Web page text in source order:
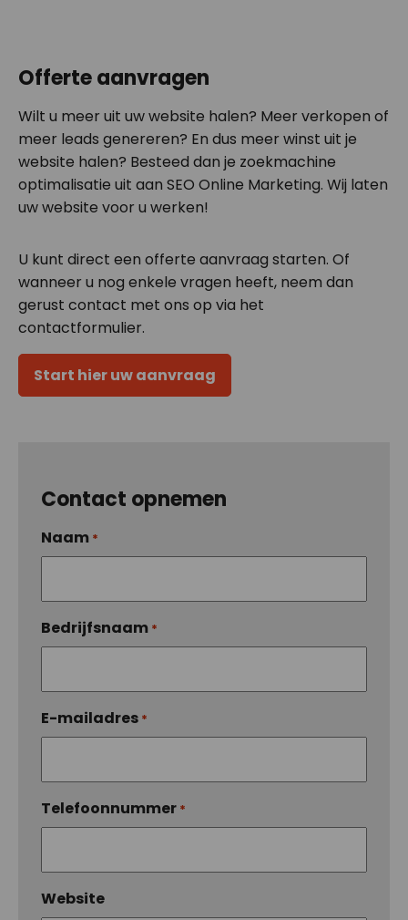
Offerte aanvragen
Wilt u meer uit uw website halen? Meer verkopen of
meer leads genereren? En dus meer winst uit je
website halen? Besteed dan je zoekmachine
optimalisatie uit aan SEO Online Marketing. Wij laten
uw website voor u werken!
U kunt direct een offerte aanvraag starten. Of
wanneer u nog enkele vragen heeft, neem dan
gerust contact met ons op via het
contactformulier.
Start hier uw aanvraag
Contact opnemen
Naam *
Bedrijfsnaam *
E-mailadres *
Telefoonnummer *
Website